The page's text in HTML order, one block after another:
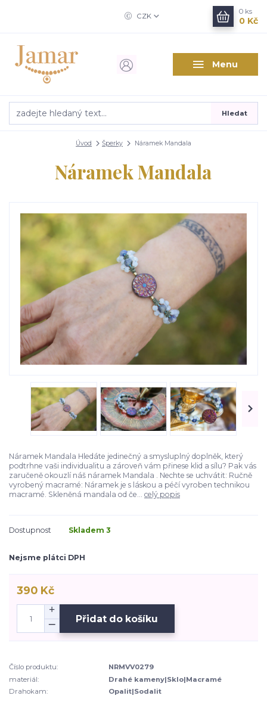
Menu
CZK
Hledat
0 ks
0 Kč
Úvod Šperky Náramek Mandala
Náramek Mandala
Náramek Mandala Hledáte jedinečný a smysluplný doplněk, který
podtrhne vaši individualitu a zároveň vám přinese klid a sílu? Pak vás
zaručeně okouzlí náš náramek Mandala . Nechte se uchvátit: Ručně
vyrobený macramé: Náramek je s láskou a péčí vyroben technikou
macramé. Skleněná mandala od če... celý popis
Dostupnost Skladem 3
Nejsme plátci DPH
390 Kč
Přidat do košíku
Číslo produktu:
NRMVV0279
materiál:
Drahé kameny|Sklo|Macramé
Drahokam:
Opalit|Sodalit